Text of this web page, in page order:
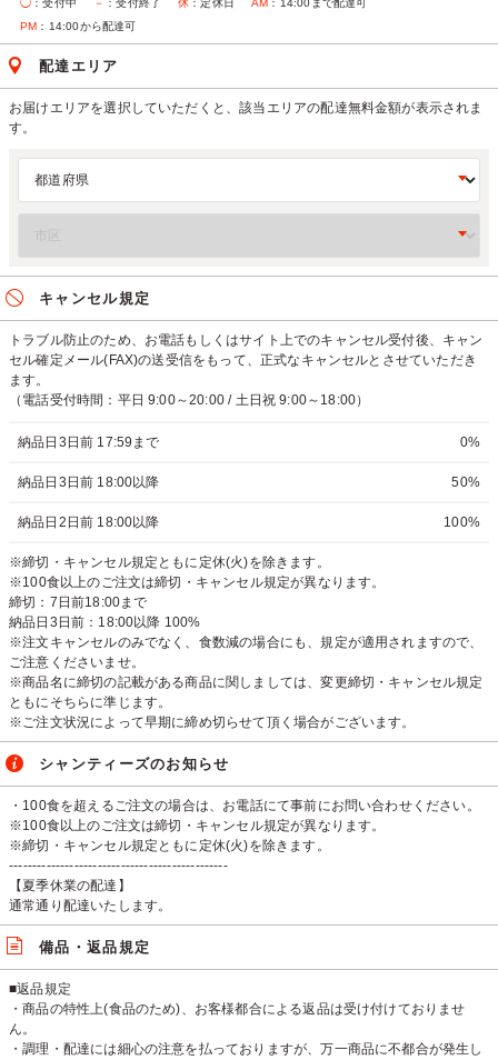
◯ ：受付中 － ：受付終了 休 ：定休日 AM ：14:00まで配達可
PM ：14:00から配達可
配達エリア
お届けエリアを選択していただくと、該当エリアの配達無料金額が表示されま
す。
キャンセル規定
トラブル防止のため、お電話もしくはサイト上でのキャンセル受付後、キャン
セル確定メール(FAX)の送受信をもって、正式なキャンセルとさせていただき
ます。
（電話受付時間：平日 9:00～20:00 / 土日祝 9:00～18:00）
納品日3日前 17:59まで 0%
納品日3日前 18:00以降 50%
納品日2日前 18:00以降 100%
※締切・キャンセル規定ともに定休(火)を除きます。
※100食以上のご注文は締切・キャンセル規定が異なります。
締切：7日前18:00まで
納品日3日前：18:00以降 100%
※注文キャンセルのみでなく、食数減の場合にも、規定が適用されますので、
ご注意くださいませ。
※商品名に締切の記載がある商品に関しましては、変更締切・キャンセル規定
ともにそちらに準じます。
※ご注文状況によって早期に締め切らせて頂く場合がございます。
シャンティーズのお知らせ
・100食を超えるご注文の場合は、お電話にて事前にお問い合わせください。
※100食以上のご注文は締切・キャンセル規定が異なります。
※締切・キャンセル規定ともに定休(火)を除きます。
-----------------------------------------------
【夏季休業の配達】
通常通り配達いたします。
備品・返品規定
■返品規定
・商品の特性上(食品のため)、お客様都合による返品は受け付けておりませ
ん。
・調理・配達には細心の注意を払っておりますが、万一商品に不都合が発生し